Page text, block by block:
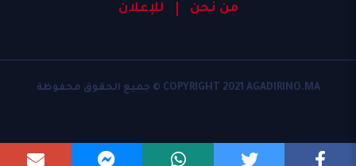
من نحن للإعلان
COPYRIGHT 2021 AGADIRINO.MA © جميع الحقوق محفوظة